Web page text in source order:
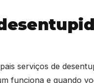
serviços de
funciona e quando